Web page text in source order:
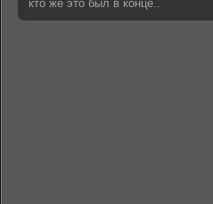
кто же это был в конце..